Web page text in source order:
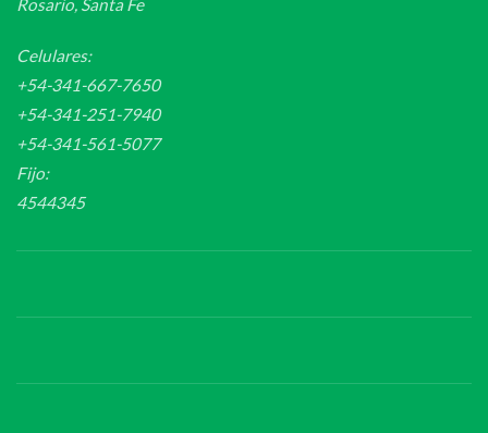
Rosario, Santa Fe
Celulares:
+54-341-667-7650
+54-341-251-7940
+54-341-561-5077
Fijo:
4544345